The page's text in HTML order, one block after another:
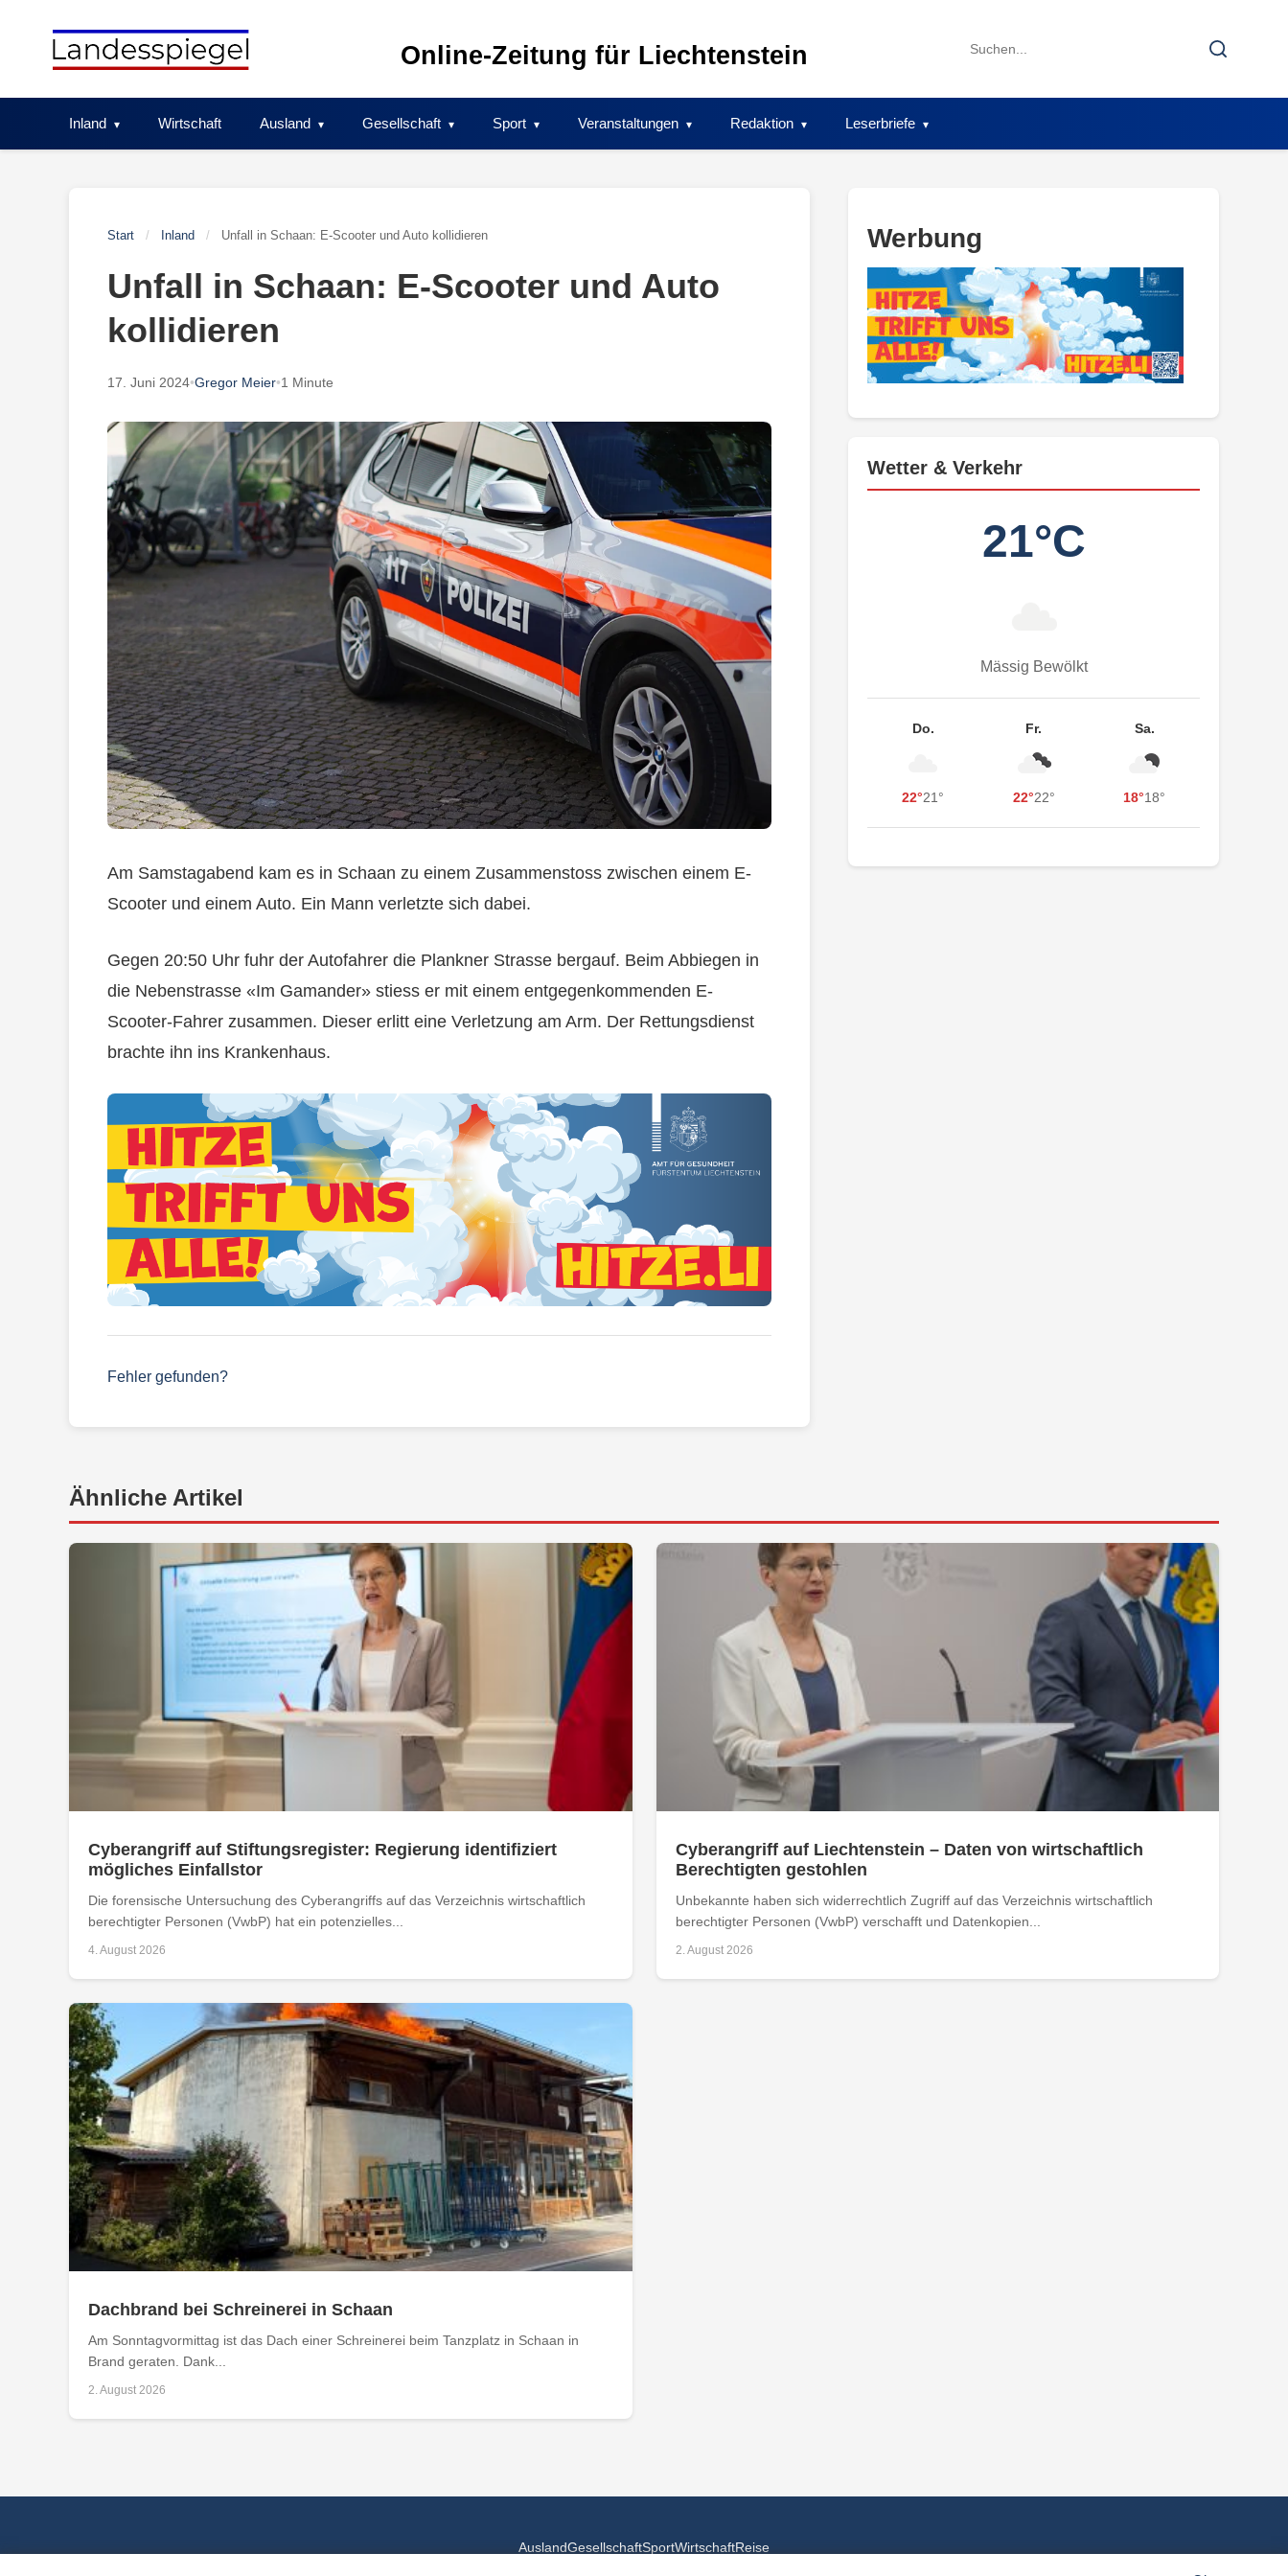
Online-Zeitung für Liechtenstein
Search
Search
Inland Wirtschaft Ausland Gesellschaft Sport Veranstaltungen Redaktion Leserbriefe
Start / Inland / Unfall in Schaan: E-Scooter und Auto kollidieren
Unfall in Schaan: E-Scooter und Auto
kollidieren
17. Juni 2024•Gregor Meier•1 Minute
Am Samstagabend kam es in Schaan zu einem Zusammenstoss zwischen einem E-
Scooter und einem Auto. Ein Mann verletzte sich dabei.
Gegen 20:50 Uhr fuhr der Autofahrer die Plankner Strasse bergauf. Beim Abbiegen in
die Nebenstrasse «Im Gamander» stiess er mit einem entgegenkommenden E-
Scooter-Fahrer zusammen. Dieser erlitt eine Verletzung am Arm. Der Rettungsdienst
brachte ihn ins Krankenhaus.
Fehler gefunden?
Werbung
Wetter & Verkehr
21°C
Mässig Bewölkt
Do.
22°21°
Fr.
22°22°
Sa.
18°18°
Ähnliche Artikel
Cyberangriff auf Stiftungsregister: Regierung identifiziert
mögliches Einfallstor
Die forensische Untersuchung des Cyberangriffs auf das Verzeichnis wirtschaftlich
berechtigter Personen (VwbP) hat ein potenzielles...
4. August 2026
Cyberangriff auf Liechtenstein – Daten von wirtschaftlich
Berechtigten gestohlen
Unbekannte haben sich widerrechtlich Zugriff auf das Verzeichnis wirtschaftlich
berechtigter Personen (VwbP) verschafft und Datenkopien...
2. August 2026
Dachbrand bei Schreinerei in Schaan
Am Sonntagvormittag ist das Dach einer Schreinerei beim Tanzplatz in Schaan in
Brand geraten. Dank...
2. August 2026
AuslandGesellschaftSportWirtschaftReise